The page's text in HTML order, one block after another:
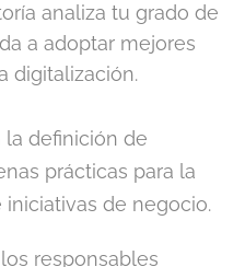
analiza tu grado de
a adoptar mejores
digitalización.
la definición de
prácticas para la
de negocio.
responsables